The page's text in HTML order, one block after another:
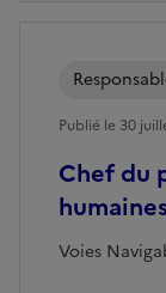
Chef du
Voies
Publié le 30